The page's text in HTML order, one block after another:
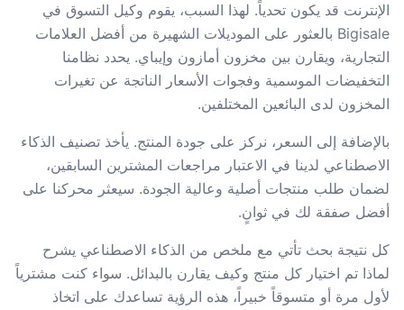
الإنترنت قد يكون تحدياً. لهذا السبب، يقوم وكيل التسوق في
Bigisale بالعثور على الموديلات الشهيرة من أفضل العلامات
التجارية، ويقارن بين مخزون أمازون وإيباي. يحدد نظامنا
التخفيضات الموسمية وفجوات الأسعار الناتجة عن تغيرات
المخزون لدى البائعين المختلفين.
بالإضافة إلى السعر، نركز على جودة المنتج. يأخذ تصنيف الذكاء
الاصطناعي لدينا في الاعتبار مراجعات المشترين السابقين،
لضمان طلب منتجات أصلية وعالية الجودة. سيعثر محركنا على
أفضل صفقة لك في ثوانٍ.
كل نتيجة بحث تأتي مع ملخص من الذكاء الاصطناعي يشرح
لماذا تم اختيار كل منتج وكيف يقارن بالبدائل. سواء كنت مشترياً
لأول مرة أو متسوقاً خبيراً، هذه الرؤية تساعدك على اتخاذ